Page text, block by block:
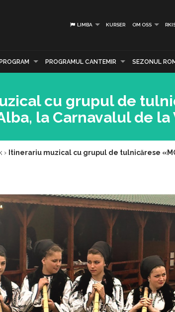
LIMBA KURSER OM OSS
PROGRAMUL CANTEMIR SEZONUL
cu grupul de
la Carnavalul de la
› Itinerariu muzical cu grupul de tulnicărese